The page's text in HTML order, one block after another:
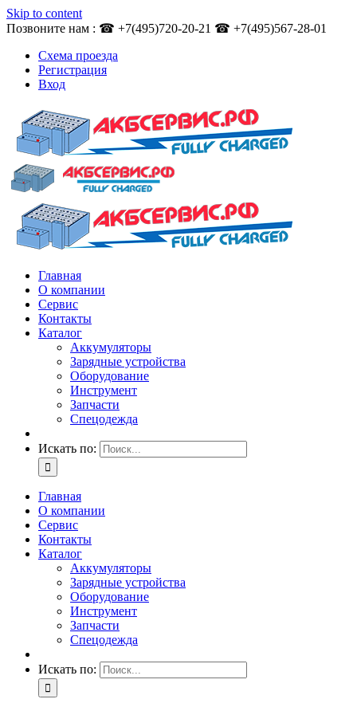
Skip to content
Позвоните нам : ☎ +7(495)720-20-21 ☎ +7(495)567-28-01
Схема проезда
Регистрация
Вход
Главная
О компании
Сервис
Контакты
Каталог
Аккумуляторы
Зарядные устройства
Оборудование
Инструмент
Запчасти
Спецодежда
Искать по:
Главная
О компании
Сервис
Контакты
Каталог
Аккумуляторы
Зарядные устройства
Оборудование
Инструмент
Запчасти
Спецодежда
Искать по: